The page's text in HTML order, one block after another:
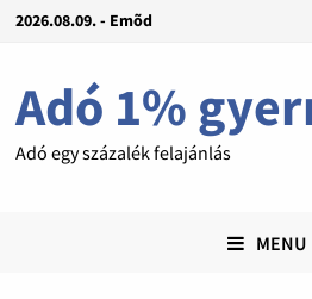
2026.08.09. - Emõd
Adó 1%
Adó egy százalék felajánlás
MENU